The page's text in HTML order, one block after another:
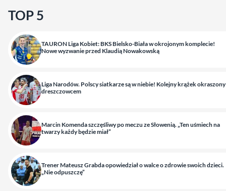
TOP 5
TAURON Liga Kobiet: BKS Bielsko-Biała w okrojonym komplecie!
Nowe wyzwanie przed Klaudią Nowakowską
Liga Narodów. Polscy siatkarze są w niebie! Kolejny krążek okraszony
dreszczowcem
Marcin Komenda szczęśliwy po meczu ze Słowenią. „Ten uśmiech na
twarzy każdy będzie miał”
Trener Mateusz Grabda opowiedział o walce o zdrowie swoich dzieci.
„Nie odpuszczę”